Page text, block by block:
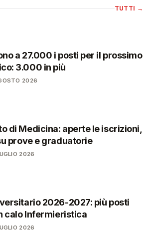
TUTTI →
a 27.000 i posti per il prossimo
3.000 in più
2026
di Medicina: aperte le iscrizioni,
prove e graduatorie
2026
2026-2027: più posti
calo Infermieristica
2026